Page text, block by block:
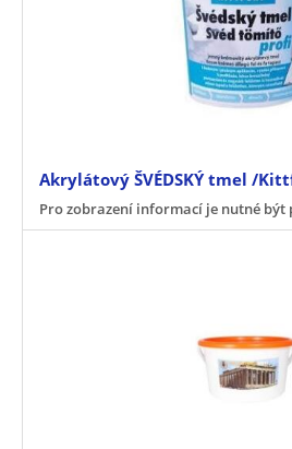
Akrylátový ŠVÉDSKÝ tmel /
Pro zobrazení informací je nutné být